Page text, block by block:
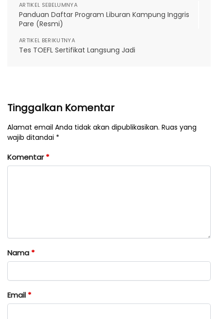
ARTIKEL SEBELUMNYA
Panduan Daftar Program Liburan Kampung Inggris
Pare (Resmi)
ARTIKEL BERIKUTNYA
Tes TOEFL Sertifikat Langsung Jadi
Tinggalkan Komentar
Alamat email Anda tidak akan dipublikasikan. Ruas yang
wajib ditandai *
Komentar*
Nama *
Email *